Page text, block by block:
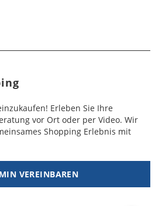
Erleben Sie Ihre
vor Ort oder per Video. Wir
Shopping Erlebnis mit
VEREINBAREN